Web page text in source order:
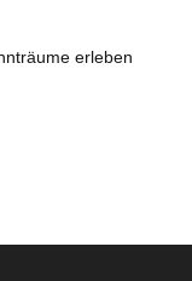
erleben